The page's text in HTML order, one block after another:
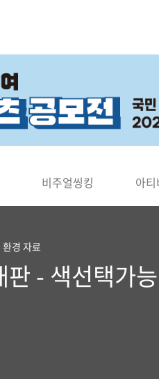
비주얼씽킹 아
경 자료
- 색선택가